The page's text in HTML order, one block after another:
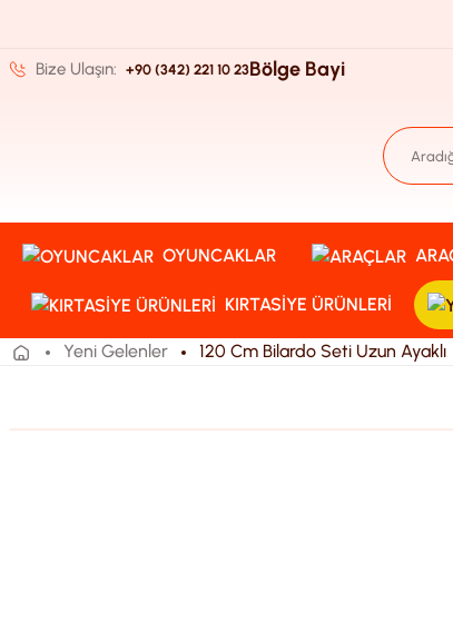
Bize Ulaşın: +90 (342) 221 10 23Bölge Bayi
OYUNCAKLAR
KIRTASIYE ÜRÜNLERI
Yeni Gelenler 120 Cm Bilardo Seti Uzun Ayaklı